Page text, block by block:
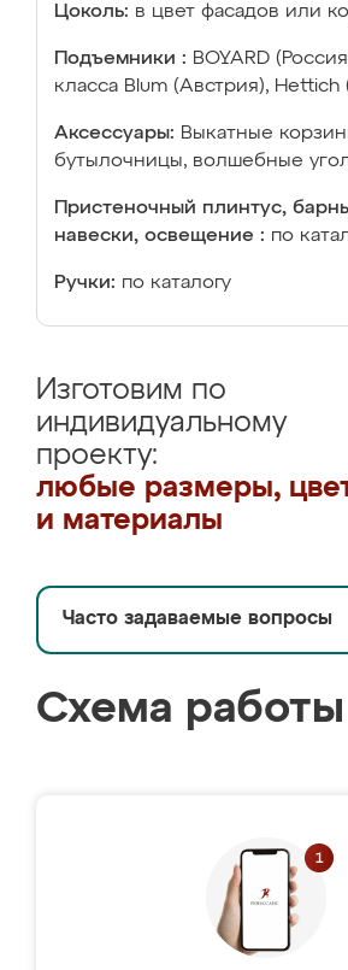
Цоколь: в цвет фасадов или
Подъемники : BOYARD
класса Blum (Австрия), Hettich
Аксессуары: Выкатные
бутылочницы, волшебные
Пристеночный плинтус,
навески, освещение : по
Ручки: по каталогу
Изготовим по
индивидуальному
проекту:
любые размеры,
и материалы
Часто задаваемые вопросы
Схема работы